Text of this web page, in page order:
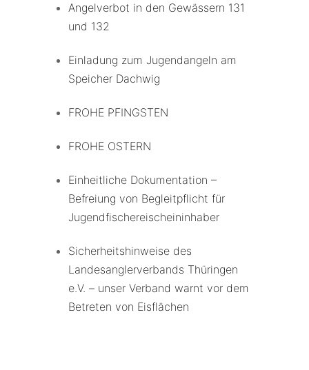
Angelverbot in den Gewässern 131
und 132
Einladung zum Jugendangeln am
Speicher Dachwig
FROHE PFINGSTEN
FROHE OSTERN
Einheitliche Dokumentation –
Befreiung von Begleitpflicht für
Jugendfischereischeininhaber
Sicherheitshinweise des
Landesanglerverbands Thüringen
e.V. – unser Verband warnt vor dem
Betreten von Eisflächen